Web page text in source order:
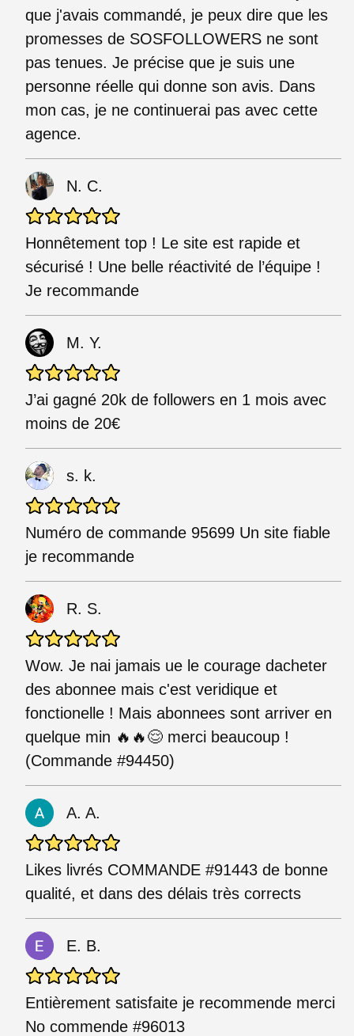
que j'avais commandé, je peux dire que les
promesses de SOSFOLLOWERS ne sont
pas tenues. Je précise que je suis une
personne réelle qui donne son avis. Dans
mon cas, je ne continuerai pas avec cette
agence.
N. C.
Honnêtement top ! Le site est rapide et
sécurisé ! Une belle réactivité de l’équipe !
Je recommande
M. Y.
J’ai gagné 20k de followers en 1 mois avec
moins de 20€
s. k.
Numéro de commande 95699 Un site fiable
je recommande
R. S.
Wow. Je nai jamais ue le courage dacheter
des abonnee mais c'est veridique et
fonctionelle ! Mais abonnees sont arriver en
quelque min 🔥🔥😌 merci beaucoup !
(Commande #94450)
A. A.
Likes livrés COMMANDE #91443 de bonne
qualité, et dans des délais très corrects
E. B.
Entièrement satisfaite je recommende merci
No commende #96013